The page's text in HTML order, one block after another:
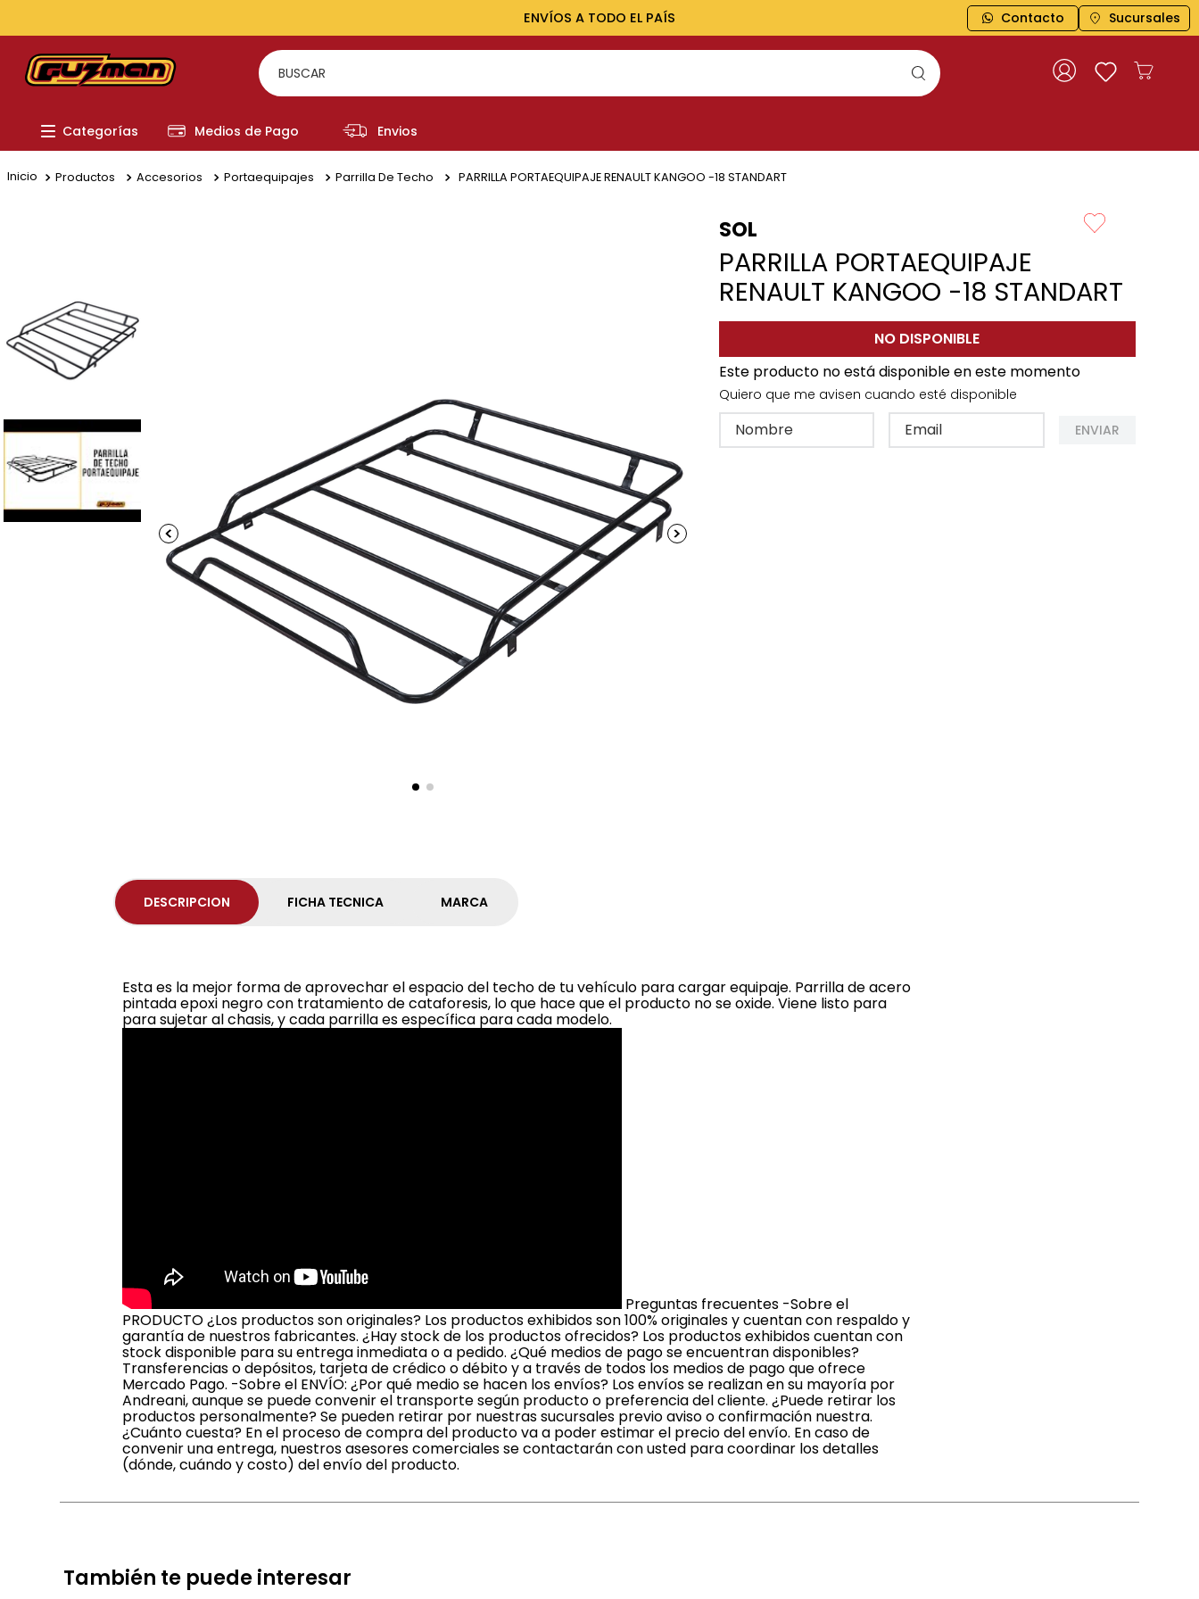
ENVÍOS A TODO EL PAÍS Contacto Sucursales
BUSCAR
Categorías Medios de Pago Envios
Productos Accesorios Portaequipajes Parrilla De Techo PARRILLA PORTAEQUIPAJE RENAULT KANGOO -18 STANDART
SOL
PARRILLA PORTAEQUIPAJE
RENAULT KANGOO -18 STANDART
NO DISPONIBLE
Este producto no está disponible en este momento
Quiero que me avisen cuando esté disponible
ENVIAR
DESCRIPCION FICHA TECNICA MARCA
Esta es la mejor forma de aprovechar el espacio del techo de tu vehículo para cargar equipaje. Parrilla de acero
pintada epoxi negro con tratamiento de cataforesis, lo que hace que el producto no se oxide. Viene listo para
para sujetar al chasis, y cada parrilla es específica para cada modelo.
Preguntas frecuentes -Sobre el
PRODUCTO ¿Los productos son originales? Los productos exhibidos son 100% originales y cuentan con respaldo y
garantía de nuestros fabricantes. ¿Hay stock de los productos ofrecidos? Los productos exhibidos cuentan con
stock disponible para su entrega inmediata o a pedido. ¿Qué medios de pago se encuentran disponibles?
Transferencias o depósitos, tarjeta de crédico o débito y a través de todos los medios de pago que ofrece
Mercado Pago. -Sobre el ENVÍO: ¿Por qué medio se hacen los envíos? Los envíos se realizan en su mayoría por
Andreani, aunque se puede convenir el transporte según producto o preferencia del cliente. ¿Puede retirar los
productos personalmente? Se pueden retirar por nuestras sucursales previo aviso o confirmación nuestra.
¿Cuánto cuesta? En el proceso de compra del producto va a poder estimar el precio del envío. En caso de
convenir una entrega, nuestros asesores comerciales se contactarán con usted para coordinar los detalles
(dónde, cuándo y costo) del envío del producto.
También te puede interesar
2.
renault